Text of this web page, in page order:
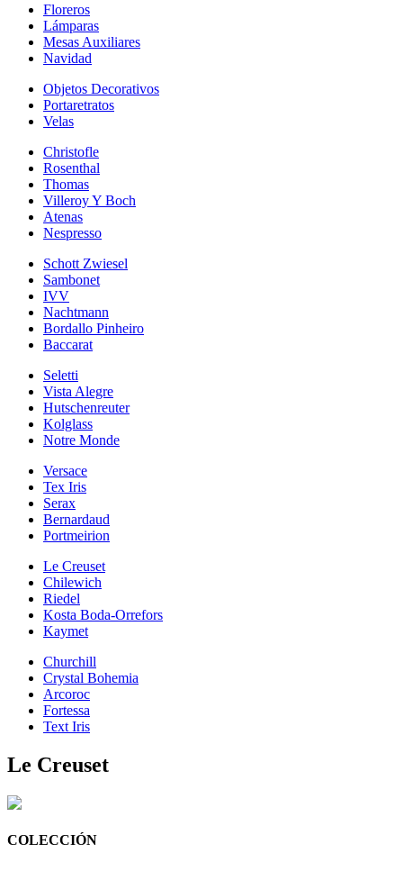
Floreros
Lámparas
Mesas Auxiliares
Navidad
Objetos Decorativos
Portaretratos
Velas
Christofle
Rosenthal
Thomas
Villeroy Y Boch
Atenas
Nespresso
Schott Zwiesel
Sambonet
IVV
Nachtmann
Bordallo Pinheiro
Baccarat
Seletti
Vista Alegre
Hutschenreuter
Kolglass
Notre Monde
Versace
Tex Iris
Serax
Bernardaud
Portmeirion
Le Creuset
Chilewich
Riedel
Kosta Boda-Orrefors
Kaymet
Churchill
Crystal Bohemia
Arcoroc
Fortessa
Text Iris
Le Creuset
COLECCIÓN